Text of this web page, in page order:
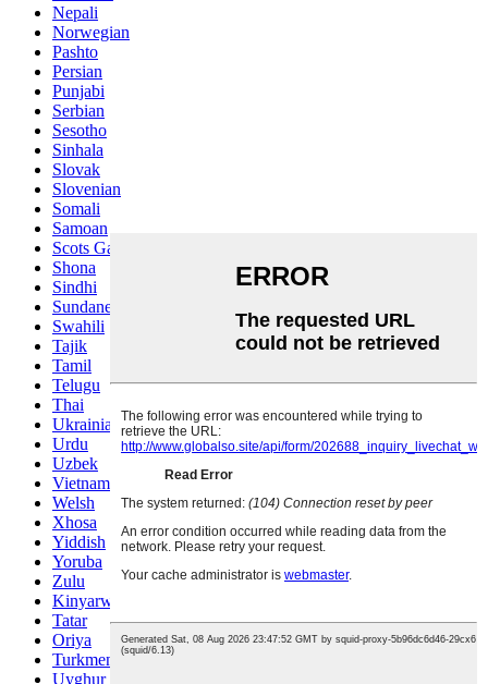
Nepali
Norwegian
Pashto
Persian
Punjabi
Serbian
Sesotho
Sinhala
Slovak
Slovenian
Somali
Samoan
Scots Gaelic
Shona
Sindhi
Sundanese
Swahili
Tajik
Tamil
Telugu
Thai
Ukrainian
Urdu
Uzbek
Vietnamese
Welsh
Xhosa
Yiddish
Yoruba
Zulu
Kinyarwanda
Tatar
Oriya
Turkmen
Uyghur